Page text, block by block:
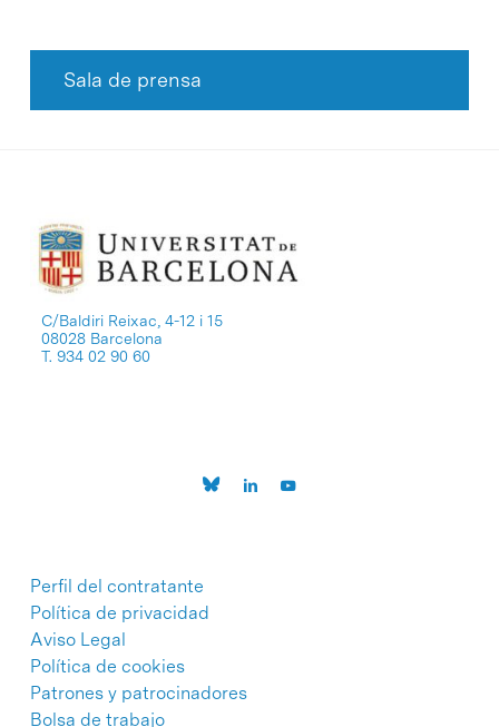
Sala de prensa
C/Baldiri Reixac, 4-12 i 15
08028 Barcelona
T. 934 02 90 60
Perfil del contratante
Política de privacidad
Aviso Legal
Política de cookies
Patrones y patrocinadores
Bolsa de trabajo